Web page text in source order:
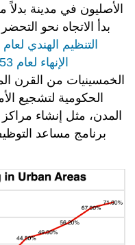
الأصليون في مدينة
بدأ الاتجاه نحو
التنظيم الهندي لعام 1934
الإنهاء لعام 1953
الخمسينيات من القرن
الحكومية لتشجيع